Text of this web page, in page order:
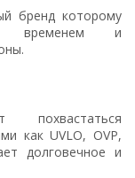
бренд которому
временем и
похвастаться
как UVLO, OVP,
долговечное и